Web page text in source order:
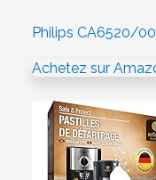
Philips CA6520/
Achetez sur